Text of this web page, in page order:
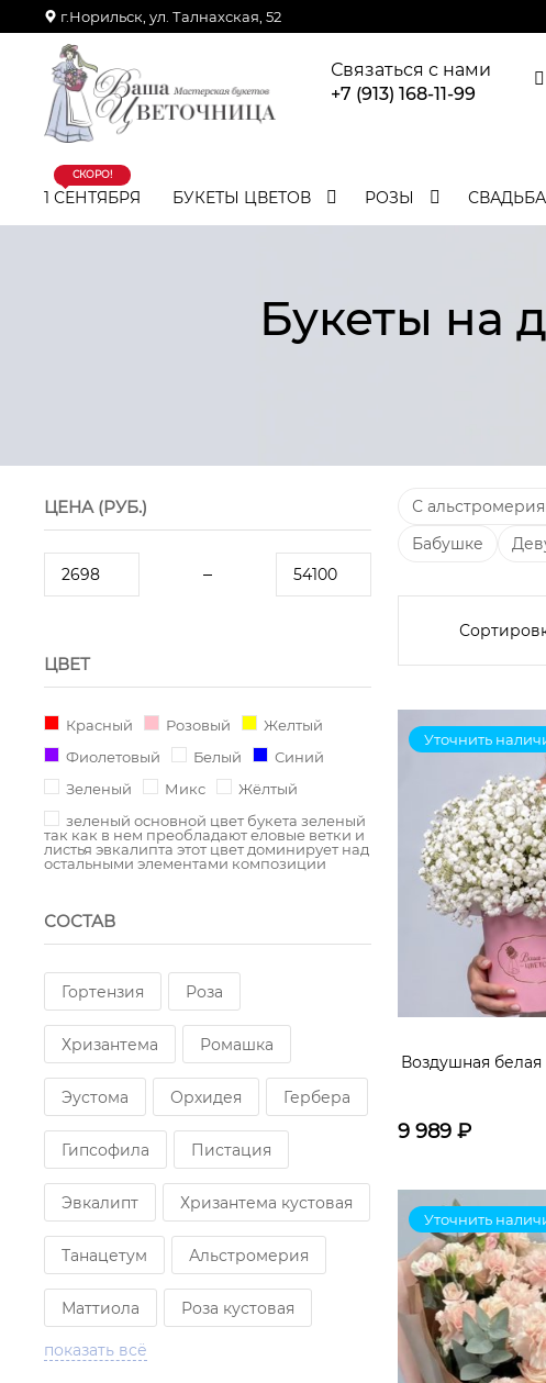
г.Норильск, ул. Талнахская, 52
Связаться с нами
+7 (913) 168-11-99
1 СЕНТЯБРЯ
СКОРО!
БУКЕТЫ ЦВЕТОВ РОЗЫ СВАДЬБА
Букеты на
ЦЕНА (РУБ.)
ЦВЕТ
Красный Розовый
Желтый
Фиолетовый
Белый
Синий
Зеленый
Микс
Жёлтый
так как в нем преобладают еловые ветки и
листья эвкалипта этот цвет доминирует над
остальными элементами композиции
СОСТАВ
Гортензия Роза
Хризантема Ромашка
Эустома Орхидея Гербера
Гипсофила Пистация
Эвкалипт Хризантема кустовая
Танацетум Альстромерия
Маттиола Роза кустовая
Гвоздика
показать всё
С
Бабушке
Уточнить
Воздушная
9 989 ₽
Уточнить